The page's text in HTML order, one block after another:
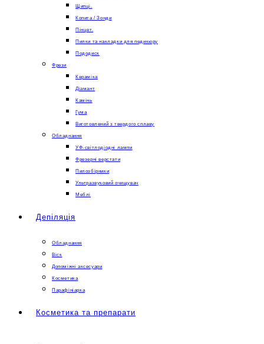
Щипці.
Копита / Зонди
Пінцет.
Пилки та накладки для педикюру
Пододиск
Фрези
Кераміка
Діамант
Камінь
Гума
Виготовлений з твердого сплаву
Обладнання
УФ-світлодіодні лампи
Фрезерні верстати
Пилозбірники
Ультразвуковий очищувач
Меблі
Депіляція
Обладнання
Віск
Допоміжні аксесуари
Косметика
Парафініарка
Косметика та препарати